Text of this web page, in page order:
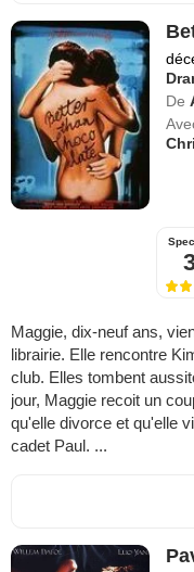
De
Maggie, dix-neuf ans,
librairie. Elle rencontre
club. Elles tombent
jour, Maggie recoit un
qu'elle divorce et qu'elle
cadet Paul. ...